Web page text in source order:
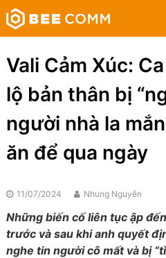
Skip
to
content
Bee
Comm
Truyền
thông
phương
tiện
Vali Cảm Xúc:
lộ bản thân bị
người nhà la
ăn để qua ngày
11/07/2024 Nhung Nguyễn
Những biến cố liên tục ập
trước và sau khi anh quyết
nghe tin người cô mất và bị